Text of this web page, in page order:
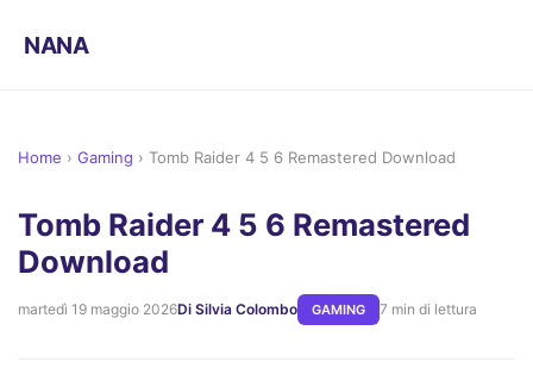
NANA
Home › Gaming › Tomb Raider 4 5 6 Remastered Download
Tomb Raider 4 5 6 Remastered
Download
martedì 19 maggio 2026Di Silvia Colombo GAMING 7 min di lettura